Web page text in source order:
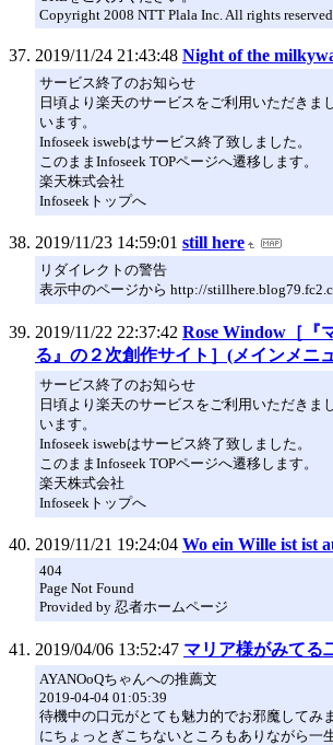
Copyright 2008 NTT Plala Inc. All rights reserved.
2019/11/24 21:43:48 Night of the
サービス終了のお知らせ
日頃より楽天のサービスをご利用いただきま
います。
Infoseek iswebはサービス終了致しました。
このままInfoseek TOPページへ遷移します。
楽天株式会社
Infoseekトップへ
2019/11/23 14:59:01 still here
リダイレクトの警告
表示中のページから http://
2019/11/22 22:37:42 Rose Window［『
る』の２次創作サイト］(メインメニ
サービス終了のお知らせ
日頃より楽天のサービスをご利用いただきま
います。
Infoseek iswebはサービス終了致しました。
このままInfoseek TOPページへ遷移します。
楽天株式会社
Infoseekトップへ
2019/11/21 19:24:04 Wo ein Wille ist ist
404
Page Not Found
Provided by 忍者ホームページ
2019/04/06 13:52:47 マリア様がみてる
AYANOoQちゃんへの推薦文
2019-04-04 01:05:39
待機中の口元がとても魅力的でお邪魔してみ
にちょっとぎこちないところもありながら一